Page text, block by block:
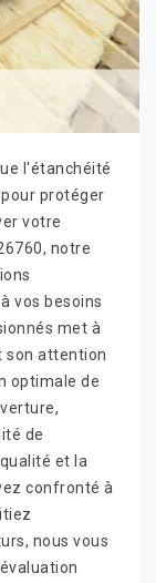
l'étanchéité
protéger
votre
notre
vos besoins
met à
son attention
optimale de
de
et la
confronté à
nous vous